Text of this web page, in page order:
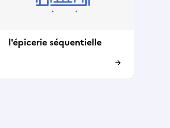
l'épicerie séquentielle